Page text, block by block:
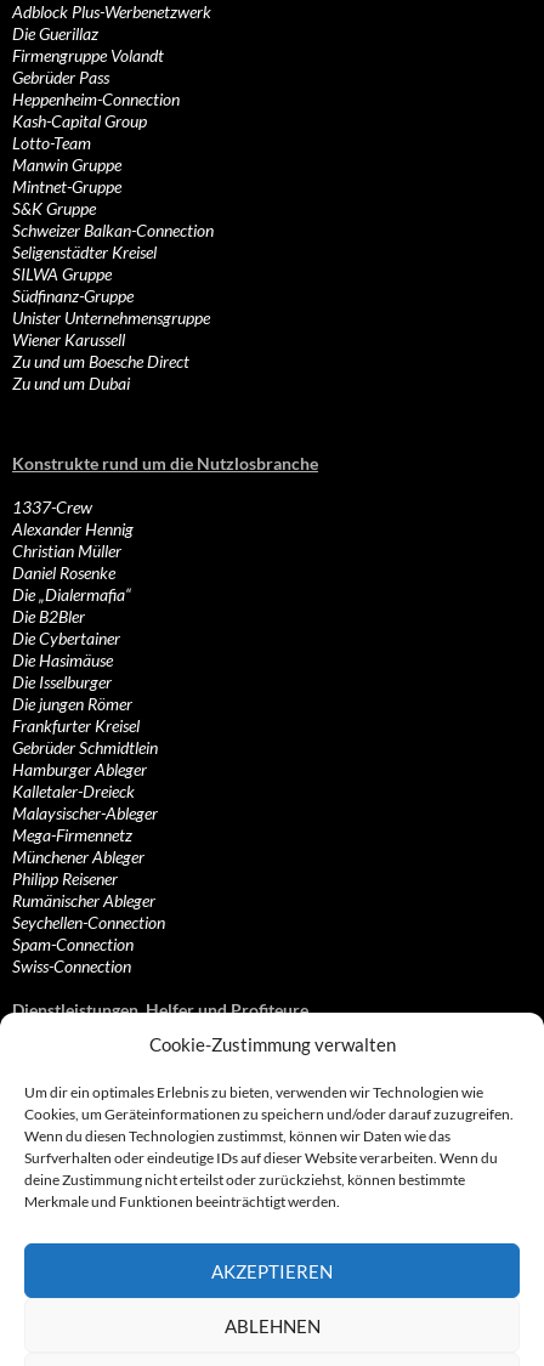
Cookie-Zustimmung verwalten
Um dir ein optimales Erlebnis zu bieten, verwenden wir Technologien wie
Cookies, um Geräteinformationen zu speichern und/oder darauf zuzugreifen.
Wenn du diesen Technologien zustimmst, können wir Daten wie das
Surfverhalten oder eindeutige IDs auf dieser Website verarbeiten. Wenn du
deine Zustimmung nicht erteilst oder zurückziehst, können bestimmte
Merkmale und Funktionen beeinträchtigt werden.
AKZEPTIEREN
ABLEHNEN
Adblock Plus-Werbenetzwerk
Die Guerillaz
Firmengruppe Volandt
Gebrüder Pass
Heppenheim-Connection
Kash-Capital Group
Lotto-Team
Manwin Gruppe
Mintnet-Gruppe
S&K Gruppe
Schweizer Balkan-Connection
Seligenstädter Kreisel
SILWA Gruppe
Südfinanz-Gruppe
Unister Unternehmensgruppe
Wiener Karussell
Zu und um Boesche Direct
Zu und um Dubai
Konstrukte rund um die Nutzlosbranche
1337-Crew
Alexander Hennig
Christian Müller
Daniel Rosenke
Die „Dialermafia“
Die B2Bler
Die Cybertainer
Die Hasimäuse
Die Isselburger
Die jungen Römer
Frankfurter Kreisel
Gebrüder Schmidtlein
Hamburger Ableger
Kalletaler-Dreieck
Malaysischer-Ableger
Mega-Firmennetz
Münchener Ableger
Philipp Reisener
Rumänischer Ableger
Seychellen-Connection
Spam-Connection
Swiss-Connection
Dienstleistungen, Helfer und Profiteure
Anonymisierungsdienste, VPN- und Web-Proxy…
Bezahlsysteme, Finanzdienstleister und…
Bürodienstleister, Firmengründer- und/oder…
Datenhändler, Adressbroker und zielgerichtetes…
Hosting, Routing, Provider, Domain-, Web- und…
Inkasso, Forderungsmanagement und eintreibende…
Spieleanbieter, Online- und Browsergames
Partnerprogramme, Vertriebskanäle- und…
Telekommunikationsdienstleister, Internet…
Vereine, Verbände, Vereinigungen und Lobbyisten
Web-Rotlichtbezirk, Erotik- und XXX-Anbieter
Sonstige Dienstleister, Profiteure und Kooperationen